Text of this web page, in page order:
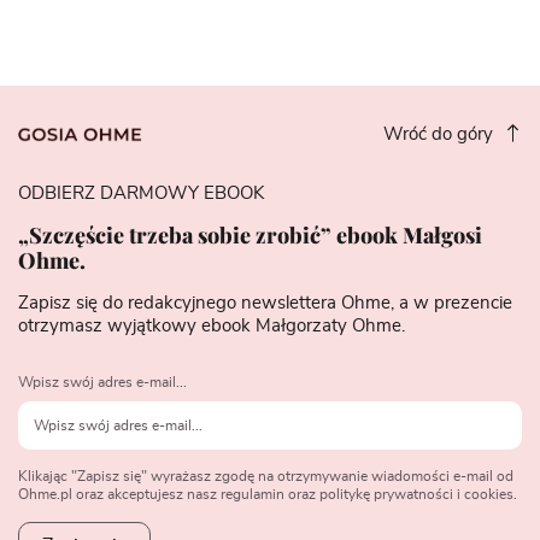
Wróć do góry
ODBIERZ DARMOWY EBOOK
„Szczęście trzeba sobie zrobić” ebook Małgosi
Ohme.
Zapisz się do redakcyjnego newslettera Ohme, a w prezencie
otrzymasz wyjątkowy ebook Małgorzaty Ohme.
Wpisz swój adres e-mail...
Klikając "Zapisz się" wyrażasz zgodę na otrzymywanie wiadomości e-mail od
Ohme.pl oraz akceptujesz nasz regulamin oraz politykę prywatności i cookies.